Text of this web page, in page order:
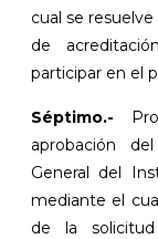
cual se
de
participar en el
Séptimo.-
aprobación
General del
mediante el
de la